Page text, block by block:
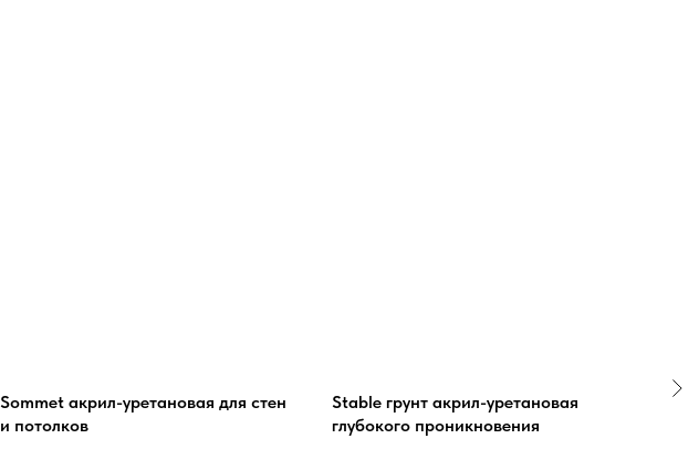
Sommet акрил-уретановая для стен
и потолков
Stable грунт акрил-уретановая
глубокого проникновения